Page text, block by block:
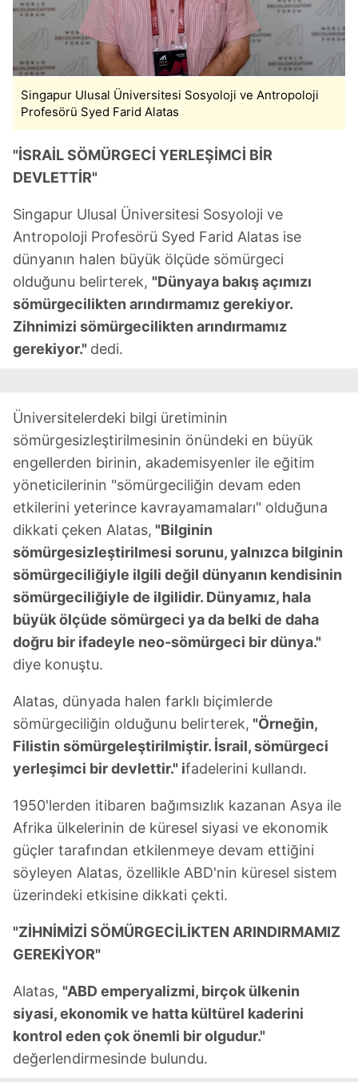
verileriniz işlenmekte olup gerekli olan çerezler bilgi
toplumu hizmetlerinin sunulması amacıyla
kullanılmaktadır. Diğer çerezler, sitemizin daha işlevsel
kılınması ve kişiselleştirilmesi ve sizlere yönelik
reklam/pazarlama faaliyetlerinin yapılması, amaçlarıyla
sınırlı olarak açık rızanız dahilinde kullanılacaktır.
Çerezlere ilişkin tercihlerinizi aşağıda yer alan panel
vasıtasıyla belirleyebilirsiniz. Çerezlere ilişkin detaylı bilgi
Metnimizi ziyaret edebilirsiniz.
6698 sayılı Kişisel Verilerin Korunması Kanunu uyarınca
hazırlanmış Aydınlatma Metnimizi okumak ve sitemizde
ilgili mevzuata uygun olarak kullanılan çerezlerle ilgili bilgi
almak için lütfentıklayınız.
Singapur Ulusal Üniversitesi Sosyoloji ve Antropoloji
Profesörü Syed Farid Alatas
"İSRAİL SÖMÜRGECİ YERLEŞİMCİ BİR
DEVLETTİR"
Singapur Ulusal Üniversitesi Sosyoloji ve
Antropoloji Profesörü Syed Farid Alatas ise
dünyanın halen büyük ölçüde sömürgeci
olduğunu belirterek, "Dünyaya bakış açımızı
sömürgecilikten arındırmamız gerekiyor.
Zihnimizi sömürgecilikten arındırmamız
gerekiyor." dedi.
Üniversitelerdeki bilgi üretiminin
sömürgesizleştirilmesinin önündeki en büyük
engellerden birinin, akademisyenler ile eğitim
yöneticilerinin "sömürgeciliğin devam eden
etkilerini yeterince kavrayamamaları" olduğuna
dikkati çeken Alatas, "Bilginin
sömürgesizleştirilmesi sorunu, yalnızca bilginin
sömürgeciliğiyle ilgili değil dünyanın kendisinin
sömürgeciliğiyle de ilgilidir. Dünyamız, hala
büyük ölçüde sömürgeci ya da belki de daha
doğru bir ifadeyle neo-sömürgeci bir dünya."
diye konuştu.
Alatas, dünyada halen farklı biçimlerde
sömürgeciliğin olduğunu belirterek, "Örneğin,
Filistin sömürgeleştirilmiştir. İsrail, sömürgeci
yerleşimci bir devlettir." ifadelerini kullandı.
1950'lerden itibaren bağımsızlık kazanan Asya ile
Afrika ülkelerinin de küresel siyasi ve ekonomik
güçler tarafından etkilenmeye devam ettiğini
söyleyen Alatas, özellikle ABD'nin küresel sistem
üzerindeki etkisine dikkati çekti.
"ZİHNİMİZİ SÖMÜRGECİLİKTEN ARINDIRMAMIZ
GEREKİYOR"
Alatas, "ABD emperyalizmi, birçok ülkenin
siyasi, ekonomik ve hatta kültürel kaderini
kontrol eden çok önemli bir olgudur."
değerlendirmesinde bulundu.